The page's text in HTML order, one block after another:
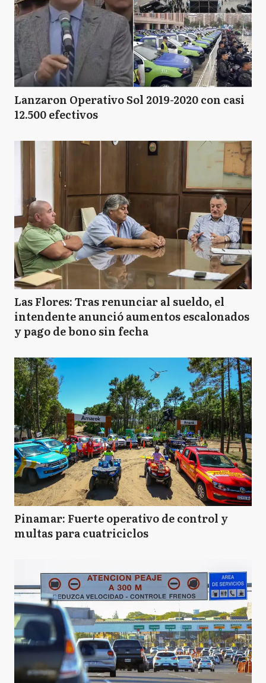
Lanzaron Operativo Sol 2019-2020 con casi
12.500 efectivos
Las Flores: Tras renunciar al sueldo, el
intendente anunció aumentos escalonados
y pago de bono sin fecha
Pinamar: Fuerte operativo de control y
multas para cuatriciclos